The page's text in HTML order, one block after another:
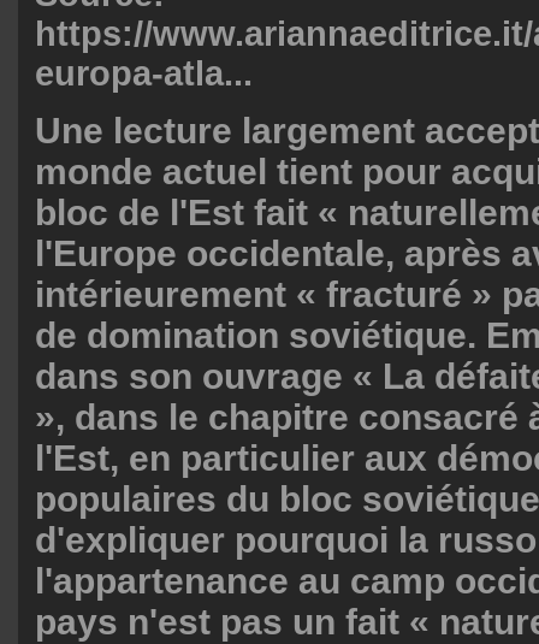
https://
europa-atla...
Une lecture largement
monde actuel tient pour
bloc de l'Est fait «
l'Europe occidentale, après
intérieurement « fracturé »
de domination soviétique.
dans son ouvrage « La
», dans le chapitre consacré
l'Est, en particulier aux
populaires du bloc
d'expliquer pourquoi la
l'appartenance au camp
pays n'est pas un fait «